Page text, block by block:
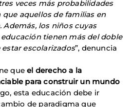
veces más probabilidades
que aquellos de familias en
los niños cuyas
tienen más del doble
escolarizados”, denuncia
queel derecho a la
para construir un mundo
esta educación debe ir
de paradigma que